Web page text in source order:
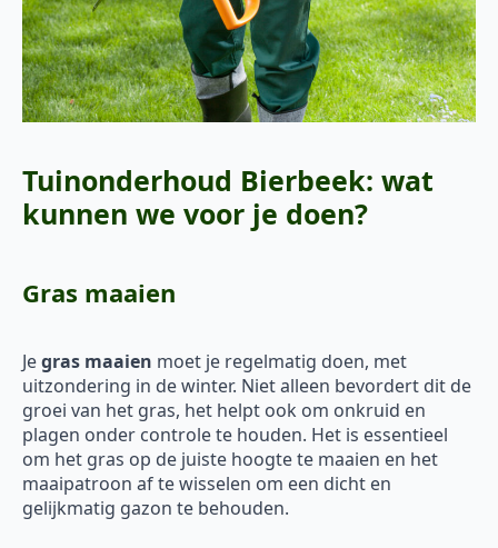
Tuinonderhoud Bierbeek: wat
kunnen we voor je doen?
Gras maaien
Jegras maaien moet je regelmatig doen, met
uitzondering in de winter. Niet alleen bevordert dit de
groei van het gras, het helpt ook om onkruid en
plagen onder controle te houden. Het is essentieel
om het gras op de juiste hoogte te maaien en het
maaipatroon af te wisselen om een dicht en
gelijkmatig gazon te behouden.